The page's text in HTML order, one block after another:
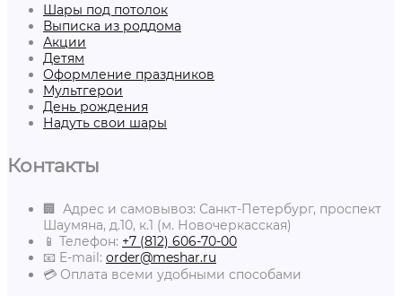
Шары под потолок
Выписка из роддома
Акции
Детям
Оформление праздников
Мультгерои
День рождения
Надуть свои шары
Контакты
🏢 Адрес и самовывоз: Санкт-Петербург, проспект
Шаумяна, д.10, к.1 (м. Новочеркасская)
📱 Телефон: +7 (812) 606-70-00
📧 E-mail: order@meshar.ru
💳 Оплата всеми удобными способами